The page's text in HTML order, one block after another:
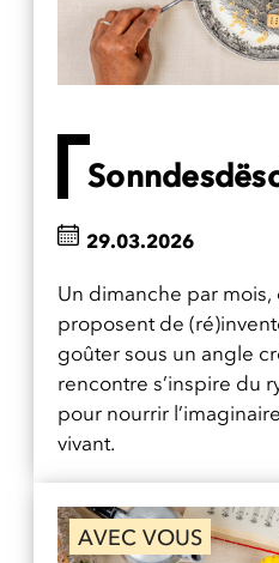
Un dimanche par mois,
proposent de
goûter sous un angle
rencontre s’inspire du
pour nourrir
vivant.
29.03.2026
AVEC VOUS